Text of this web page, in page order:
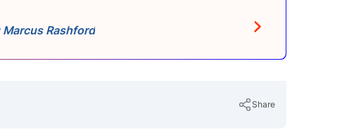
Rashford
Share